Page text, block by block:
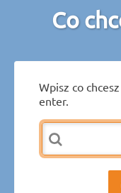
Co
Wpisz co
enter.